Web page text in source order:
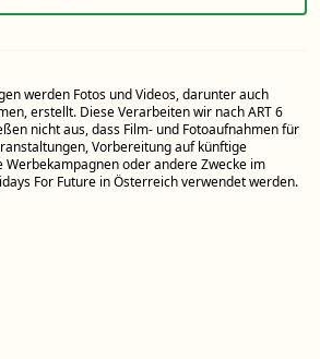
werden Fotos und Videos, darunter auch
erstellt. Diese Verarbeiten wir nach ART 6
nicht aus, dass Film- und Fotoaufnahmen für
Vorbereitung auf künftige
oder andere Zwecke im
For Future in Österreich verwendet werden.